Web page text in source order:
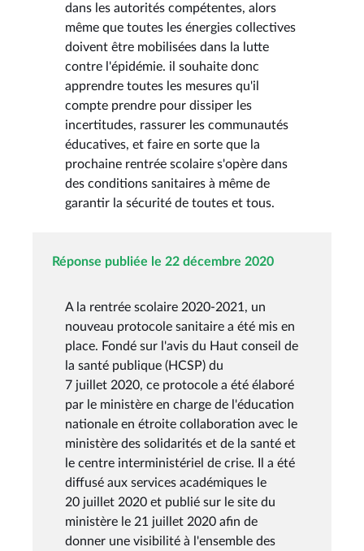
dans les autorités compétentes, alors
même que toutes les énergies collectives
doivent être mobilisées dans la lutte
contre l'épidémie. il souhaite donc
apprendre toutes les mesures qu'il
compte prendre pour dissiper les
incertitudes, rassurer les communautés
éducatives, et faire en sorte que la
prochaine rentrée scolaire s'opère dans
des conditions sanitaires à même de
garantir la sécurité de toutes et tous.
Réponse publiée le 22 décembre 2020
A la rentrée scolaire 2020-2021, un
nouveau protocole sanitaire a été mis en
place. Fondé sur l'avis du Haut conseil de
la santé publique (HCSP) du
7 juillet 2020, ce protocole a été élaboré
par le ministère en charge de l'éducation
nationale en étroite collaboration avec le
ministère des solidarités et de la santé et
le centre interministériel de crise. Il a été
diffusé aux services académiques le
20 juillet 2020 et publié sur le site du
ministère le 21 juillet 2020 afin de
donner une visibilité à l'ensemble des